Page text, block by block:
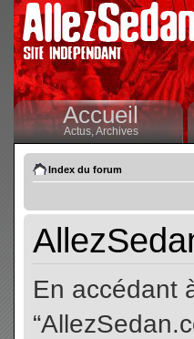
Accueil
Actus,Archives
Index du forum
En accédant